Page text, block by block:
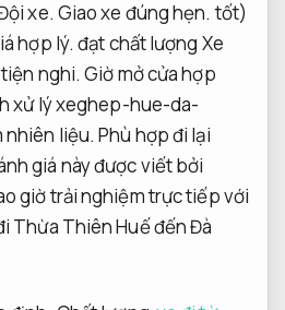
xe. Giao xe đúng hẹn. tốt)
hợp lý. đạt chất lượng Xe
nghi. Giờ mở cửa hợp
xử lý xeghep-hue-da-
nhiên liệu. Phù hợp đi lại
giá này được viết bởi
giờ trải nghiệm trực tiếp với
Thừa Thiên Huế đến Đà